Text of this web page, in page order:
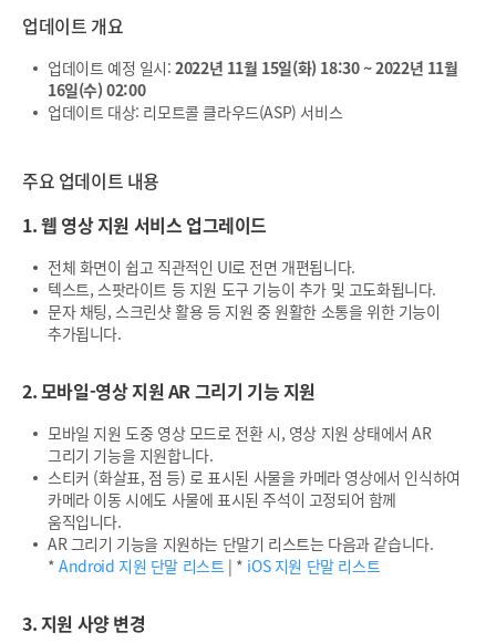
업데이트 개요
업데이트 예정 일시:2022년 11월 15일(화) 18:30 ~ 2022년 11월
16일(수) 02:00
업데이트 대상: 리모트콜 클라우드(ASP) 서비스
주요 업데이트 내용
1. 웹 영상 지원 서비스 업그레이드
전체 화면이 쉽고 직관적인 UI로 전면 개편됩니다.
텍스트, 스팟라이트 등 지원 도구 기능이 추가 및 고도화됩니다.
문자 채팅, 스크린샷 활용 등 지원 중 원활한 소통을 위한 기능이
추가됩니다.
2. 모바일-영상 지원 AR 그리기 기능 지원
모바일 지원 도중 영상 모드로 전환 시, 영상 지원 상태에서 AR
그리기 기능을 지원합니다.
스티커 (화살표, 점 등) 로 표시된 사물을 카메라 영상에서 인식하여
카메라 이동 시에도 사물에 표시된 주석이 고정되어 함께
움직입니다.
AR 그리기 기능을 지원하는 단말기 리스트는 다음과 같습니다.
*Android 지원 단말 리스트| * iOS 지원 단말 리스트
3. 지원 사양 변경